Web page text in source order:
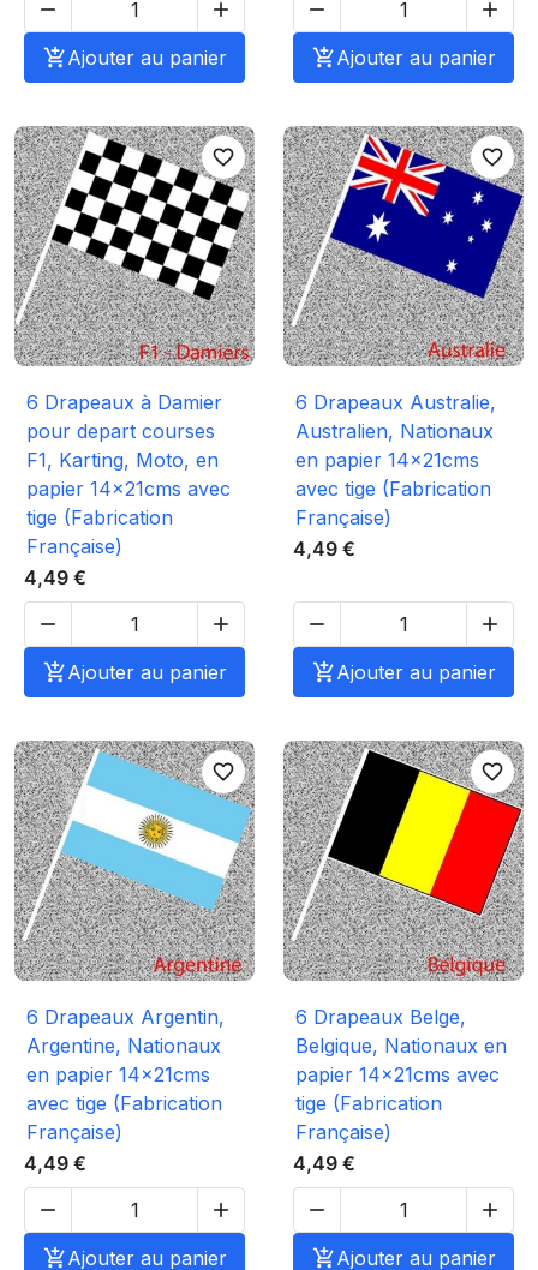


Ajouter au panier


Ajouter au panier
favorite_border
6 Drapeaux à Damier
pour depart courses
F1, Karting, Moto, en
papier 14x21cms avec
tige (Fabrication
Française)
4,49 €


Ajouter au panier
favorite_border
6 Drapeaux Australie,
Australien, Nationaux
en papier 14x21cms
avec tige (Fabrication
Française)
4,49 €


Ajouter au panier
favorite_border
6 Drapeaux Argentin,
Argentine, Nationaux
en papier 14x21cms
avec tige (Fabrication
Française)
4,49 €


Ajouter au panier
favorite_border
6 Drapeaux Belge,
Belgique, Nationaux en
papier 14x21cms avec
tige (Fabrication
Française)
4,49 €


Ajouter au panier